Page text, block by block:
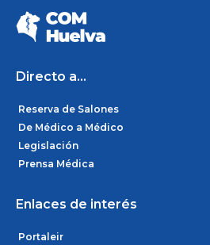
e
b
o
o
a
g
r i
Directo a...
Reserva de Salones
De Médico a Médico
Legislación
Prensa Médica
Enlaces de interés
Portaleir